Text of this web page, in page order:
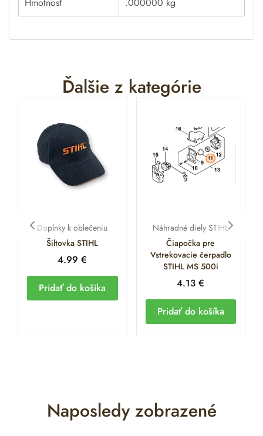
Ďalšie z kategórie
Doplnky k oblečeniu
Šiltovka STIHL
4.99€
Pridať do košíka
Náhradné diely STIHL
Čiapočka pre
Vstrekovacie čerpadlo
STIHL MS 500i
4.13€
Pridať do košíka
Naposledy zobrazené